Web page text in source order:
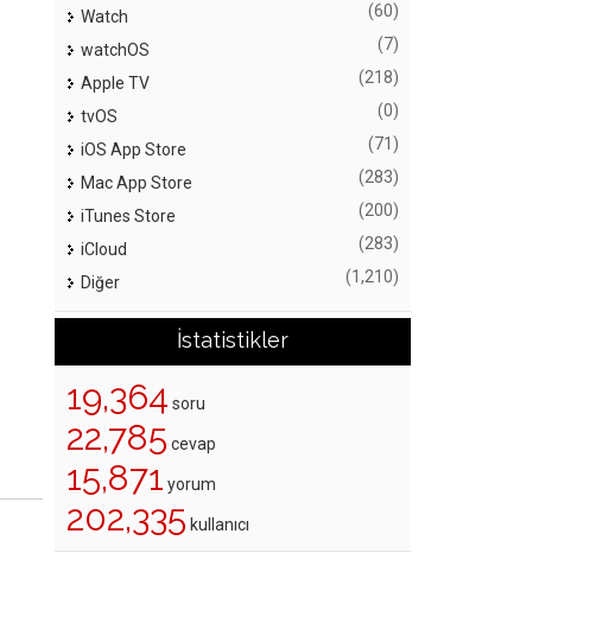
Watch (60)
watchOS (7)
Apple TV (218)
tvOS (0)
iOS App Store (71)
Mac App Store (283)
iTunes Store (200)
iCloud (283)
Diğer (1,210)
İstatistikler
19,364 soru
22,785 cevap
15,871 yorum
202,335 kullanıcı